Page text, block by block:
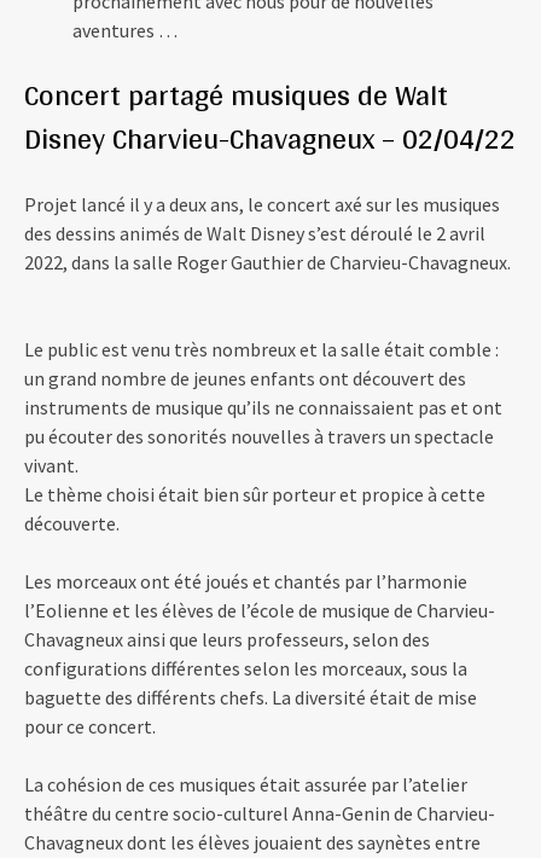
aventures …
Concert partagé musiques de Walt
Disney Charvieu-Chavagneux – 02/04/22
Projet lancé il y a deux ans, le concert axé sur les musiques
des dessins animés de Walt Disney s’est déroulé le 2 avril
2022, dans la salle Roger Gauthier de Charvieu-Chavagneux.
Le public est venu très nombreux et la salle était comble :
un grand nombre de jeunes enfants ont découvert des
instruments de musique qu’ils ne connaissaient pas et ont
pu écouter des sonorités nouvelles à travers un spectacle
vivant.
Le thème choisi était bien sûr porteur et propice à cette
découverte.
Les morceaux ont été joués et chantés par l’harmonie
l’Eolienne et les élèves de l’école de musique de Charvieu-
Chavagneux ainsi que leurs professeurs, selon des
configurations différentes selon les morceaux, sous la
baguette des différents chefs. La diversité était de mise
pour ce concert.
La cohésion de ces musiques était assurée par l’atelier
théâtre du centre socio-culturel Anna-Genin de Charvieu-
Chavagneux dont les élèves jouaient des saynètes entre